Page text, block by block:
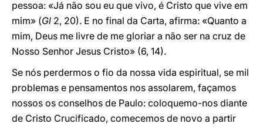
pessoa: «Já não sou eu que vivo, é Cristo que vive em
mim» (Gl 2, 20). E no final da Carta, afirma: «Quanto a
mim, Deus me livre de me gloriar a não ser na cruz de
Nosso Senhor Jesus Cristo» (6, 14).
Se nós perdermos o fio da nossa vida espiritual, se mil
problemas e pensamentos nos assolarem, façamos
nossos os conselhos de Paulo: coloquemo-nos diante
de Cristo Crucificado, comecemos de novo a partir